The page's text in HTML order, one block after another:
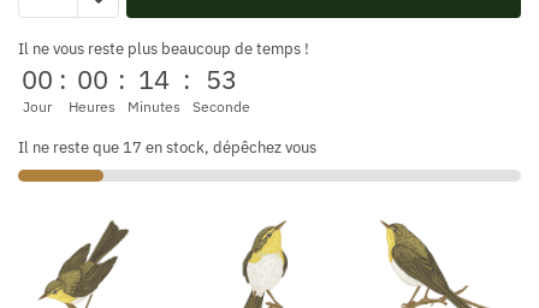
Il ne vous reste plus beaucoup de temps !
00
Jour
: 00
Heures
: 14
Minutes
: 52
Seconde
Il ne reste que 17 en stock, dépêchez vous